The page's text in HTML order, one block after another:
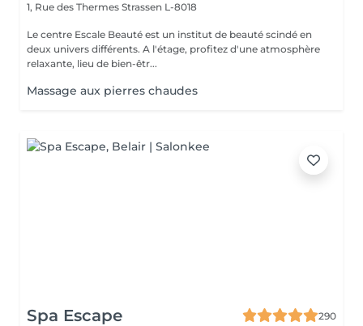
1, Rue des Thermes Strassen L-8018
Le centre Escale Beauté est un institut de beauté scindé en
deux univers différents. A l'étage, profitez d'une atmosphère
relaxante, lieu de bien-êtr...
Massage aux pierres chaudes
Spa Escape
290